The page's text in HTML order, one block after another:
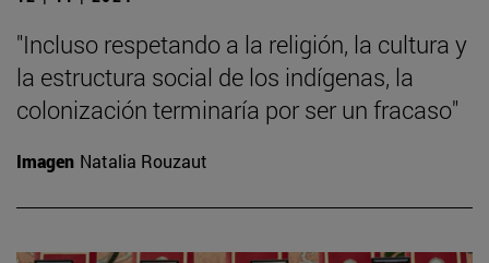
"Incluso respetando a la religión, la cultura y
la estructura social de los indígenas, la
colonización terminaría por ser un fracaso"
Imagen Natalia Rouzaut